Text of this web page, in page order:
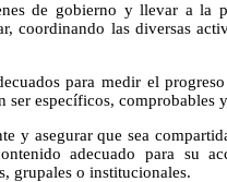
de gobierno y llevar a la
coordinando las diversas
para medir el
ser específicos, comprobables
y asegurar que sea
adecuado para su
grupales o institucionales.